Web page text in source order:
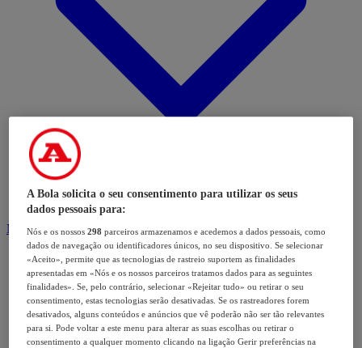
Modalidades
A Bola solicita o seu consentimento para utilizar os seus
dados pessoais para:
Nós e os nossos298 parceiros armazenamos e acedemos a dados pessoais, como
dados de navegação ou identificadores únicos, no seu dispositivo. Se selecionar
«Aceito», permite que as tecnologias de rastreio suportem as finalidades
apresentadas em «Nós e os nossos parceiros tratamos dados para as seguintes
finalidades». Se, pelo contrário, selecionar «Rejeitar tudo» ou retirar o seu
consentimento, estas tecnologias serão desativadas. Se os rastreadores forem
desativados, alguns conteúdos e anúncios que vê poderão não ser tão relevantes
para si. Pode voltar a este menu para alterar as suas escolhas ou retirar o
consentimento a qualquer momento clicando na ligação Gerir preferências na